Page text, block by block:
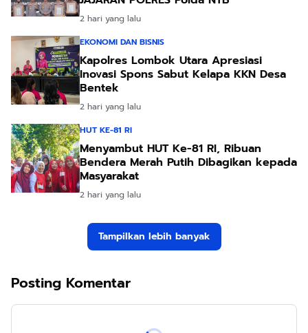
2 hari yang lalu
EKONOMI DAN BISNIS
Kapolres Lombok Utara Apresiasi
Inovasi Spons Sabut Kelapa KKN Desa
Bentek
2 hari yang lalu
HUT KE-81 RI
Menyambut HUT Ke-81 RI, Ribuan
Bendera Merah Putih Dibagikan kepada
Masyarakat
2 hari yang lalu
Tampilkan lebih banyak
Posting Komentar